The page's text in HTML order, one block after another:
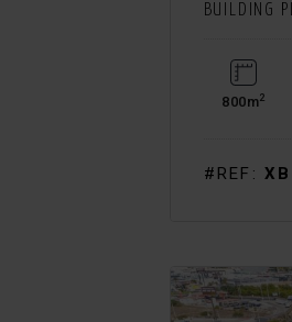
BUILDING
800m2
#REF: